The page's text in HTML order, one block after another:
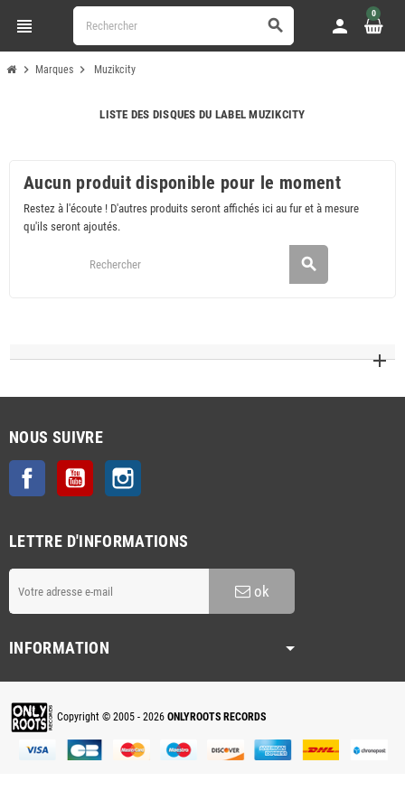
view_headline search person
0
chevron_right Marques chevron_right Muzikcity
LISTE DES DISQUES DU LABEL MUZIKCITY
Aucun produit disponible pour le moment
Restez à l'écoute ! D'autres produits seront affichés ici au fur et à mesure
qu'ils seront ajoutés.
search
NOUS SUIVRE
Facebook YouTube
LETTRE D'INFORMATIONS
ok
INFORMATION
Copyright © 2005 - 2026 ONLYROOTS RECORDS